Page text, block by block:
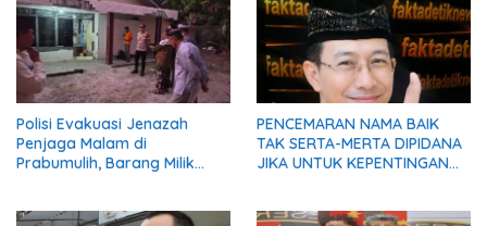
Polisi Evakuasi Jenazah
Penjaga Malam di
Prabumulih, Barang Milik
PENCEMARAN NAMA BAIK
TAK SERTA-MERTA DIPIDANA
JIKA UNTUK KEPENTINGAN